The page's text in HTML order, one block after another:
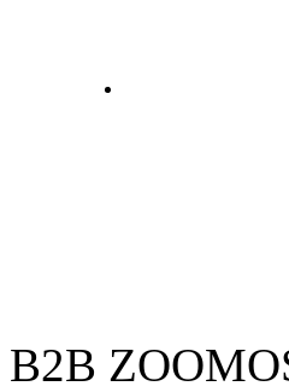
B2B